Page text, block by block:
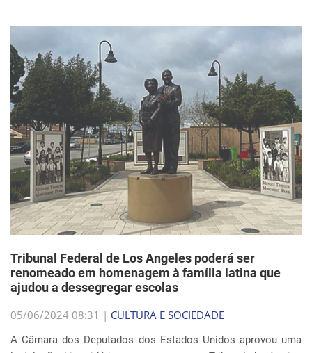
Tribunal Federal de Los Angeles poderá ser
renomeado em homenagem à família latina que
ajudou a dessegregar escolas
05/06/2024 08:31 | CULTURA E SOCIEDADE
A Câmara dos Deputados dos Estados Unidos aprovou uma